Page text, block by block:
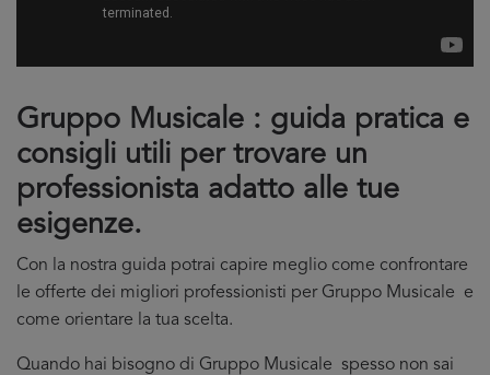
Gruppo Musicale : guida pratica e
consigli utili per trovare un
professionista adatto alle tue
esigenze.
Con la nostra guida potrai capire meglio come confrontare
le offerte dei migliori professionisti per Gruppo Musicale e
come orientare la tua scelta.
Quando hai bisogno di Gruppo Musicale spesso non sai